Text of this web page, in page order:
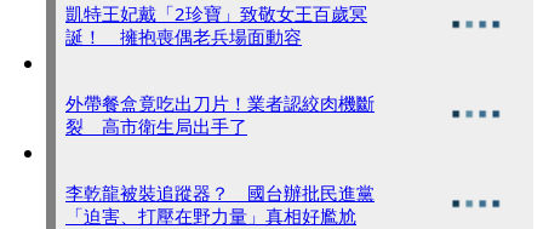
凱特王妃戴「2珍寶」致敬女王百歲冥
誕！ 擁抱喪偶老兵場面動容
外帶餐盒竟吃出刀片！業者認絞肉機斷
裂 高市衛生局出手了
李乾龍被裝追蹤器？ 國台辦批民進黨
「迫害、打壓在野力量」真相好尷尬